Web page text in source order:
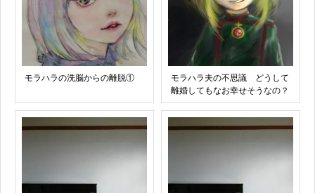
モラハラの洗脳からの離脱①
モラハラ夫の不思議 どうして
離婚してもなお幸せそうなの？